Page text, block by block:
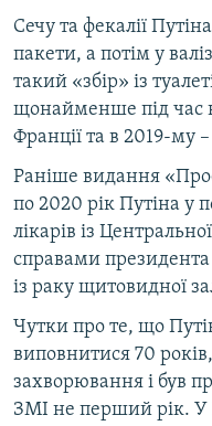
Сечу та фекалії
пакети, а потім у
такий «збір» із
щонайменше під час
Франції та в 2019-му –
Раніше видання
по 2020 рік Путіна у
лікарів із
справами президента
із раку щитовидної
Чутки про те, що
виповнитися 70
захворювання і був
ЗМІ не перший рік.